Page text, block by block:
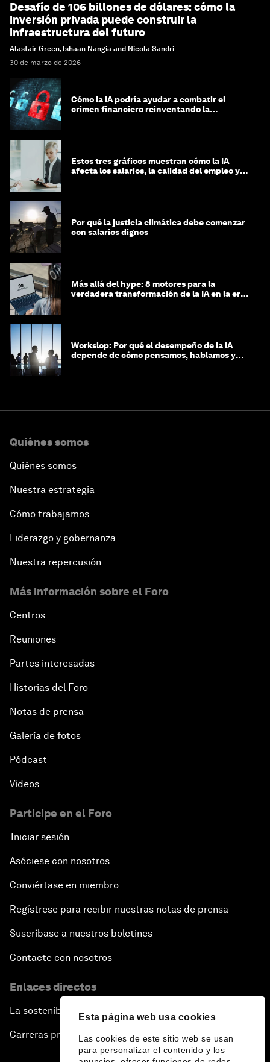
Esta página web usa cookies
Las cookies de este sitio web se usan
para personalizar el contenido y los
Desafío de 106 billones de dólares: cómo la
inversión privada puede construir la
infraestructura del futuro
Alastair Green, Ishaan Nangia and Nicola Sandri
30 de marzo de 2026
Cómo la IA podría ayudar a combatir el
crimen financiero reinventando la
Estos tres gráficos muestran cómo la IA
afecta los salarios, la calidad del empleo y
Por qué la justicia climática debe comenzar
con salarios dignos
Más allá del hype: 8 motores para la
verdadera transformación de la IA en la era
Workslop: Por qué el desempeño de la IA
depende de cómo pensamos, hablamos y
Quiénes somos
Quiénes somos
Nuestra estrategia
Cómo trabajamos
Liderazgo y gobernanza
Nuestra repercusión
Más información sobre el Foro
Centros
Reuniones
Partes interesadas
Historias del Foro
Notas de prensa
Galería de fotos
Pódcast
Vídeos
Participe en el Foro
Iniciar sesión
Asóciese con nosotros
Conviértase en miembro
Regístrese para recibir nuestras notas de prensa
Suscríbase a nuestros boletines
Contacte con nosotros
Enlaces directos
La sostenibilidad en el Foro
Carreras profesionales